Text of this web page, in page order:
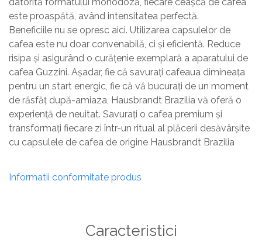
este proaspătă, având intensitatea perfectă.
Beneficiile nu se opresc aici. Utilizarea capsulelor de
cafea este nu doar convenabilă, ci și eficientă. Reduce
risipa și asigurând o curățenie exemplară a aparatului de
cafea Guzzini. Așadar, fie că savurați cafeaua dimineața
pentru un start energic, fie că vă bucurați de un moment
de răsfăț după-amiaza, Hausbrandt Brazilia vă oferă o
experiență de neuitat. Savurați o cafea premium și
transformați fiecare zi într-un ritual al plăcerii desăvârșite
cu capsulele de cafea de origine Hausbrandt Brazilia
Informatii conformitate produs
Caracteristici